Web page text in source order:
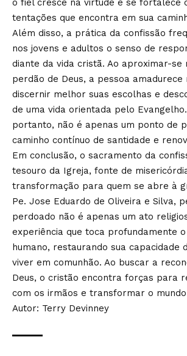
o fiel cresce na virtude e se fortalece
tentações que encontra em sua
Além disso, a prática da confissão
nos jovens e adultos o senso de
diante da vida cristã. Ao aproximar-se
perdão de Deus, a pessoa
discernir melhor suas escolhas e
de uma vida orientada pelo
portanto, não é apenas um ponto de
caminho contínuo de santidade e
Em conclusão, o sacramento da
tesouro da Igreja, fonte de
transformação para quem se abre à
Pe. Jose Eduardo de Oliveira e Silva,
perdoado não é apenas um ato
experiência que toca profundamente
humano, restaurando sua capacidade
viver em comunhão. Ao buscar a
Deus, o cristão encontra forças para
com os irmãos e transformar o
Autor: Terry Devinney